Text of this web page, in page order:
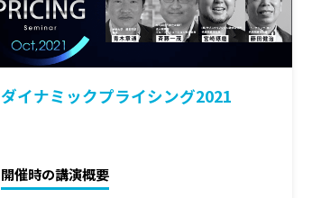
ダイナミックプライシング2021
開催時の講演概要